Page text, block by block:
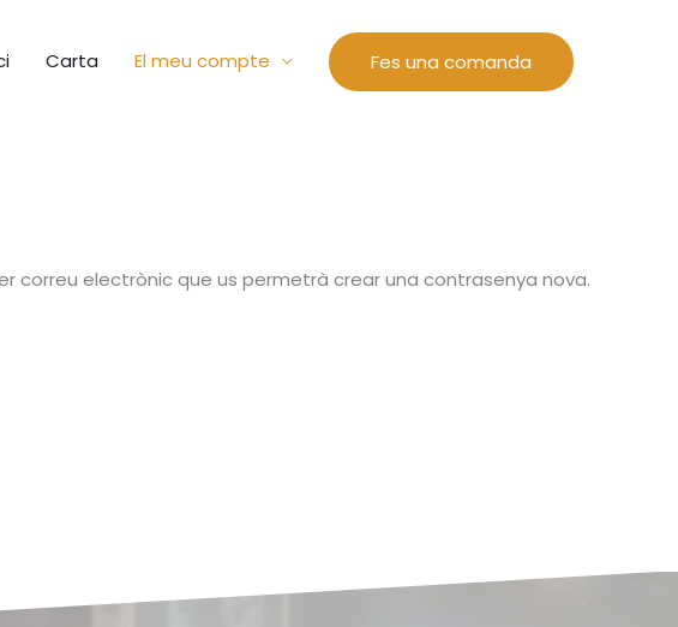
Carta El meu compte Fes una comanda
correu electrònic que us permetrà crear una contrasenya nova.